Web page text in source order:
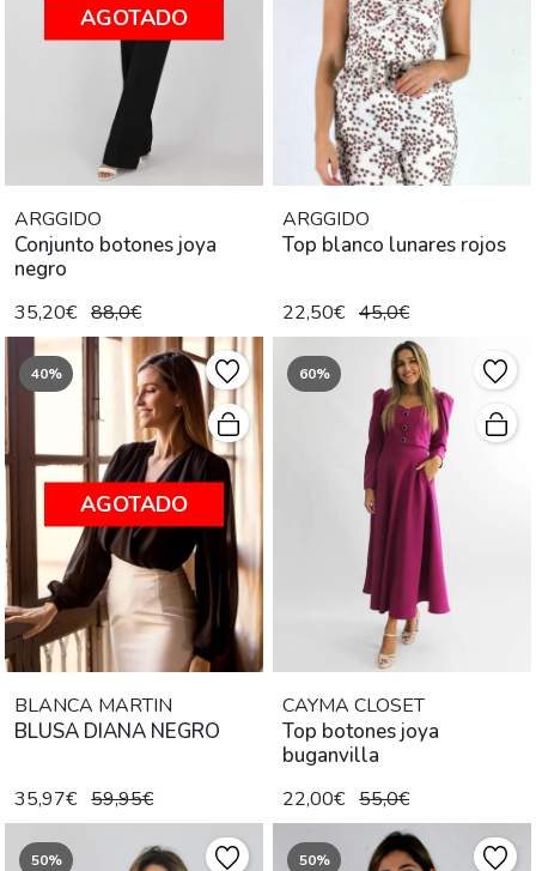
AGOTADO
ARGGIDO
Conjunto botones joya
negro
35,20€ 88,0€
ARGGIDO
Top blanco lunares rojos
22,50€ 45,0€
40%
AGOTADO
BLANCA MARTIN
BLUSA DIANA NEGRO
35,97€ 59,95€
60%
CAYMA CLOSET
Top botones joya
buganvilla
22,00€ 55,0€
50% 50%